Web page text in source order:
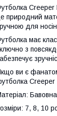
Creeper
природний
для
має
з
ви є
Creeper
Бавовна
7, 8, 10